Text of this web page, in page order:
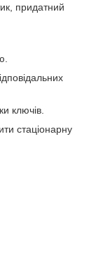
придатний
ключів.
стаціонарну